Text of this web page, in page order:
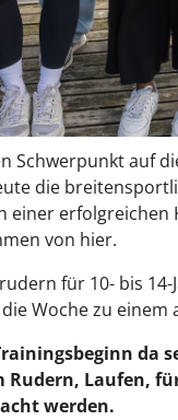
Schwerpunkt auf
die
einer
von hier.
für 10- bis
Woche zu
da
Laufen,
werden.